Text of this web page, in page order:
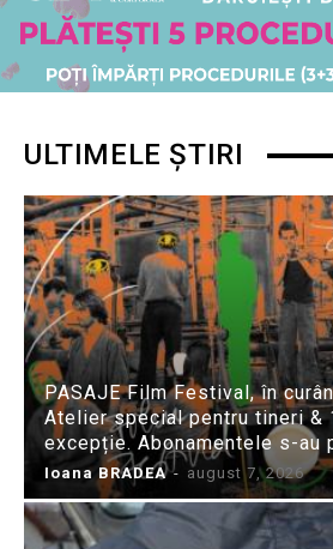
ULTIMELE ȘTIRI
PASAJE Film Festival, în
Atelier special pentru tineri &
excepție. Abonamentele s-au
Ioana BRADEA - august 7, 2026